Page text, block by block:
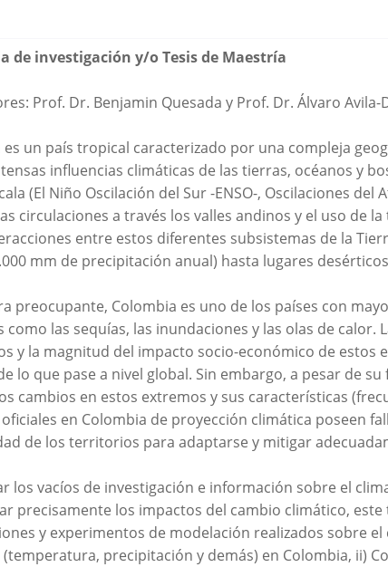
de investigación y/o Tesis de Maestría
Prof. Dr. Benjamin Quesada y Prof. Dr. Álvaro Avila-
es un país tropical caracterizado por una compleja
influencias climáticas de las tierras, océanos y
(El Niño Oscilación del Sur -ENSO-, Oscilaciones
circulaciones a través los valles andinos y el uso de
entre estos diferentes subsistemas de la
mm de precipitación anual) hasta lugares
preocupante, Colombia es uno de los países con
como las sequías, las inundaciones y las olas de
y la magnitud del impacto socio-económico de
lo que pase a nivel global. Sin embargo, a pesar de
cambios en estos extremos y sus características
en Colombia de proyección climática poseen
de los territorios para adaptarse y mitigar
los vacíos de investigación e información sobre el
precisamente los impactos del cambio climático,
y experimentos de modelación realizados sobre
precipitación y demás) en Colombia, ii)